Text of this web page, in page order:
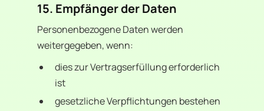
15. Empfänger der Daten
Personenbezogene Daten werden
weitergegeben, wenn:
dies zur Vertragserfüllung erforderlich
ist
gesetzliche Verpflichtungen bestehen